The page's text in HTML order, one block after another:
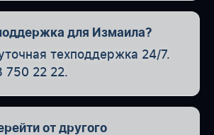
для Измаила?
техподдержка 24/7.
750 22 22.
от другого